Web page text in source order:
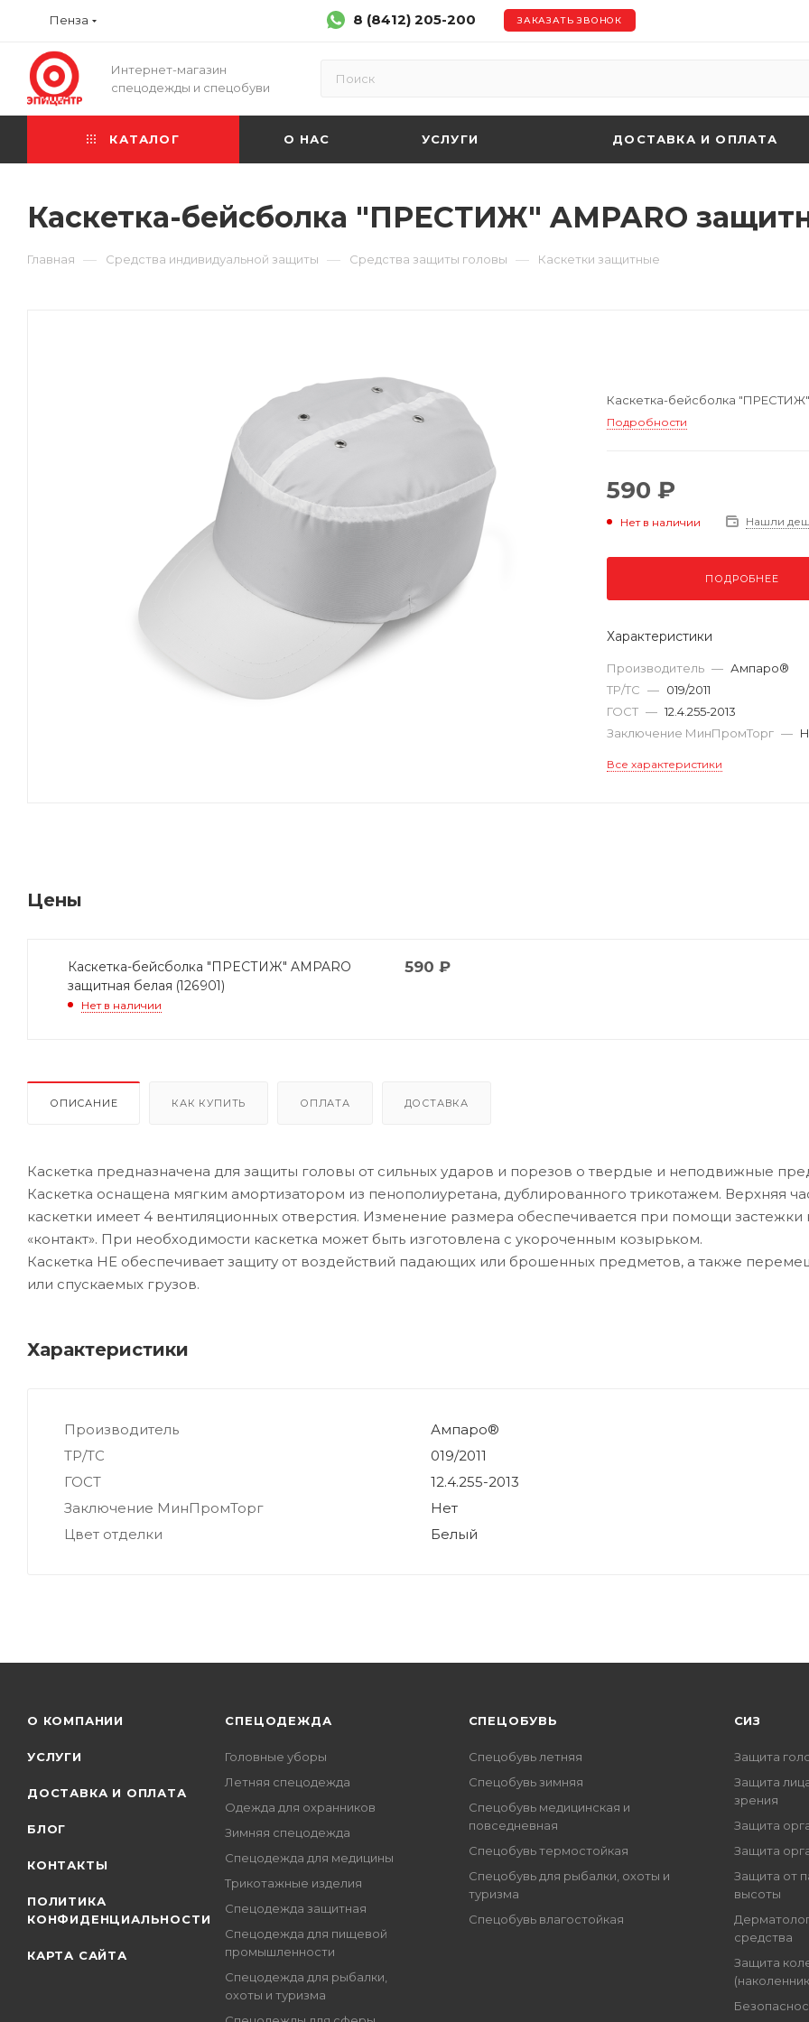
Пенза 8 (8412) 205-200 ЗАКАЗАТЬ ЗВОНОК
Интернет-магазин
спецодежды и спецобуви
КАТАЛОГ О НАС УСЛУГИ ДОСТАВКА И ОПЛАТА
Каскетка-бейсболка "ПРЕСТИЖ" AMPARO
Главная — Средства индивидуальной защиты — Средства защиты головы — Каскетки защитные
Каскетка-бейсболка "ПРЕСТИЖ"
Подробности
590 ₽
Нет в наличии Нашли
ПОДРОБНЕЕ
Характеристики
Производитель — Ампаро®
ТР/ТС — 019/2011
ГОСТ — 12.4.255-2013
Заключение МинПромТорг —
Все характеристики
Цены
Каскетка-бейсболка "ПРЕСТИЖ" AMPARO
защитная белая (126901)
Нет в наличии
590 ₽
ОПИСАНИЕ КАК КУПИТЬ ОПЛАТА ДОСТАВКА
Каскетка предназначена для защиты головы от сильных ударов и порезов о твердые и неподвижные
Каскетка оснащена мягким амортизатором из пенополиуретана, дублированного трикотажем. Верхняя
каскетки имеет 4 вентиляционных отверстия. Изменение размера обеспечивается при помощи застежки
«контакт». При необходимости каскетка может быть изготовлена с укороченным козырьком.
Каскетка НЕ обеспечивает защиту от воздействий падающих или брошенных предметов, а также
или спускаемых грузов.
Характеристики
Производитель
Ампаро®
ТР/ТС
019/2011
ГОСТ
12.4.255-2013
Заключение МинПромТорг
Нет
Цвет отделки
Белый
О КОМПАНИИ
УСЛУГИ
ДОСТАВКА И ОПЛАТА
БЛОГ
КОНТАКТЫ
ПОЛИТИКА
КОНФИДЕНЦИАЛЬНОСТИ
КАРТА САЙТА
СПЕЦОДЕЖДА
Головные уборы
Летняя спецодежда
Одежда для охранников
Зимняя спецодежда
Спецодежда для медицины
Трикотажные изделия
Спецодежда защитная
Спецодежда для пищевой
промышленности
Спецодежда для рыбалки,
охоты и туризма
CПЕЦОБУВЬ
Спецобувь летняя
Спецобувь зимняя
Спецобувь медицинская и
повседневная
Спецобувь термостойкая
Спецобувь для рыбалки, охоты и
туризма
Спецобувь влагостойкая
СИЗ
Защита
Защита
зрения
Защита
Защита
Защита от
высоты
средства
Защита